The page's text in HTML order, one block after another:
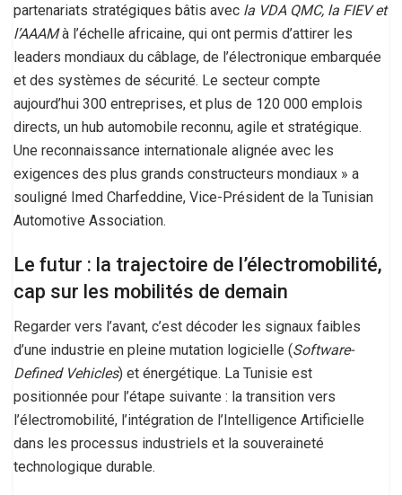
partenariats stratégiques bâtis avec la VDA QMC, la FIEV et
l’AAAMà l’échelle africaine, qui ont permis d’attirer les
leaders mondiaux du câblage, de l’électronique embarquée
et des systèmes de sécurité. Le secteur compte
aujourd’hui 300 entreprises, et plus de 120 000 emplois
directs, un hub automobile reconnu, agile et stratégique.
Une reconnaissance internationale alignée avec les
exigences des plus grands constructeurs mondiaux » a
souligné Imed Charfeddine, Vice-Président de la Tunisian
Automotive Association.
Le futur : la trajectoire de l’électromobilité,
cap sur les mobilités de demain
Regarder vers l’avant, c’est décoder les signaux faibles
d’une industrie en pleine mutation logicielle (Software-
Defined Vehicles) et énergétique. La Tunisie est
positionnée pour l’étape suivante : la transition vers
l’électromobilité, l’intégration de l’Intelligence Artificielle
dans les processus industriels et la souveraineté
technologique durable.